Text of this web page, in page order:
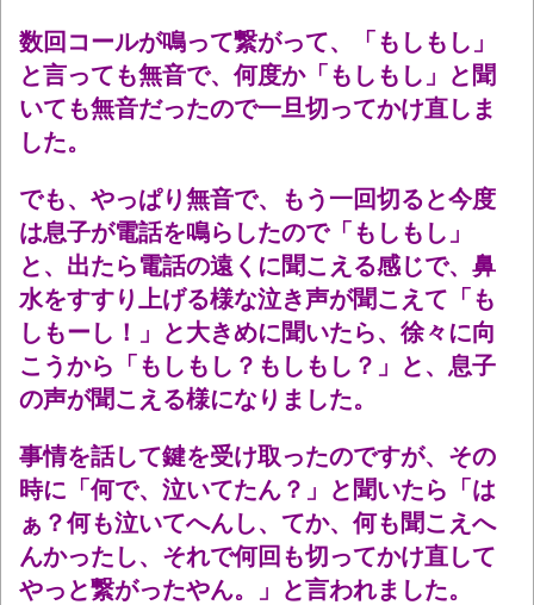
数回コールが鳴って繋がって、「もしもし」
と言っても無音で、何度か「もしもし」と聞
いても無音だったので一旦切ってかけ直しま
した。
でも、やっぱり無音で、もう一回切ると今度
は息子が電話を鳴らしたので「もしもし」
と、出たら電話の遠くに聞こえる感じで、鼻
水をすすり上げる様な泣き声が聞こえて「も
しもーし！」と大きめに聞いたら、徐々に向
こうから「もしもし？もしもし？」と、息子
の声が聞こえる様になりました。
事情を話して鍵を受け取ったのですが、その
時に「何で、泣いてたん？」と聞いたら「は
ぁ？何も泣いてへんし、てか、何も聞こえへ
んかったし、それで何回も切ってかけ直して
やっと繋がったやん。」と言われました。